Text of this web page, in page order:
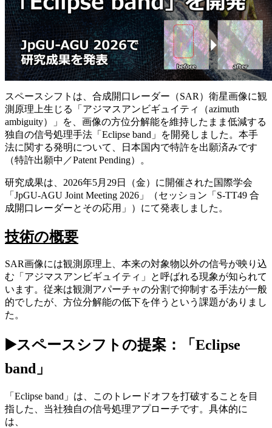
スペースシフトは、合成開口レーダー（SAR）衛星画像に観
測原理上生じる「アジマスアンビギュイティ（azimuth
ambiguity）」を、画像の方位分解能を維持したまま低減する
独自の信号処理手法「Eclipse band」を開発しました。本手
法に関する発明について、日本国内で特許を出願済みです
（特許出願中／Patent Pending）。
研究成果は、2026年5月29日（金）に開催された国際学会
「 JpGU-AGU Joint Meeting 2026 」（セッション「S-TT49 合
成開口レーダーとその応用」）にて発表しました。
技術の概要
SAR画像には観測原理上、本来の対象物以外の信号が映り込
む「アジマスアンビギュイティ」と呼ばれる現象が知られて
います。従来は観測アパーチャの分割で抑制する手法が一般
的でしたが、 方位分解能の低下を伴うという課題がありまし
た。
▶スペースシフトの提案：「Eclipse
band」
「Eclipse band」は、このトレードオフを打破することを目
指した、当社独自の信号処理アプローチです。具体的に
は、